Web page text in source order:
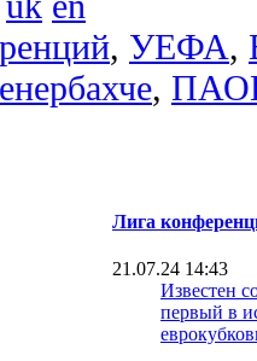
, УЕФА,
,
Лига
21.07.24 14:43
Известен
первый в